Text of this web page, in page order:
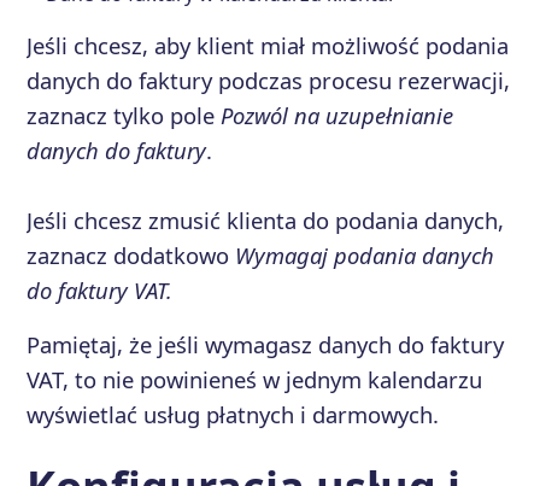
Jeśli chcesz, aby klient miał możliwość podania
danych do faktury podczas procesu rezerwacji,
zaznacz tylko polePozwól na uzupełnianie
danych do faktury.
Jeśli chcesz zmusić klienta do podania danych,
zaznacz dodatkowo Wymagaj podania danych
do faktury VAT.
Pamiętaj, że jeśli wymagasz danych do faktury
VAT, to nie powinieneś w jednym kalendarzu
wyświetlać usług płatnych i darmowych.